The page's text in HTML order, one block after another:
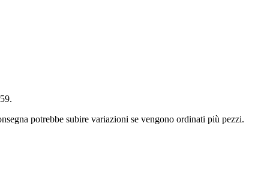
.
potrebbe subire variazioni se vengono ordinati più pezzi.